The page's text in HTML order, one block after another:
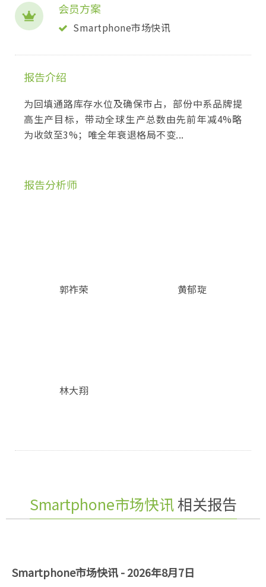
会员方案
Smartphone市场快讯
报告介绍
为回填通路库存水位及确保市占，部份中系品牌提
高生产目标，带动全球生产总数由先前年减4%略
为收敛至3%；唯全年衰退格局不变...
报告分析师
郭祚荣 黄郁琁
林大翔
Smartphone市场快讯相关报告
Smartphone市场快讯 - 2026年8月7日